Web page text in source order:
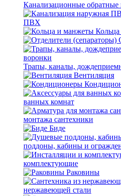
Канализационные обратные
ПВХ
Трапы, каналы,
Вентиляция
ванных комнат
монтажа сантехники
Биде
поддоны, кабины и
комплектующие
Раковины
нержавеющей стали